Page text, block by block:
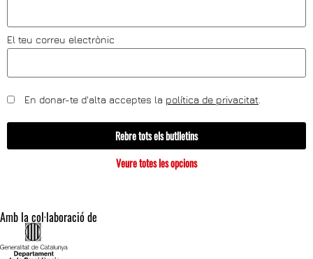
El teu correu electrònic
En donar-te d'alta acceptes la política de privacitat
Rebre tots els butlletins
Veure totes les opcions
Amb la col·laboració de